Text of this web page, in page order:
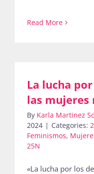
Read More
La lucha
las mujeres
By Karla Martinez
2024 | Categories:
Feminismos,
25N
«La lucha por los